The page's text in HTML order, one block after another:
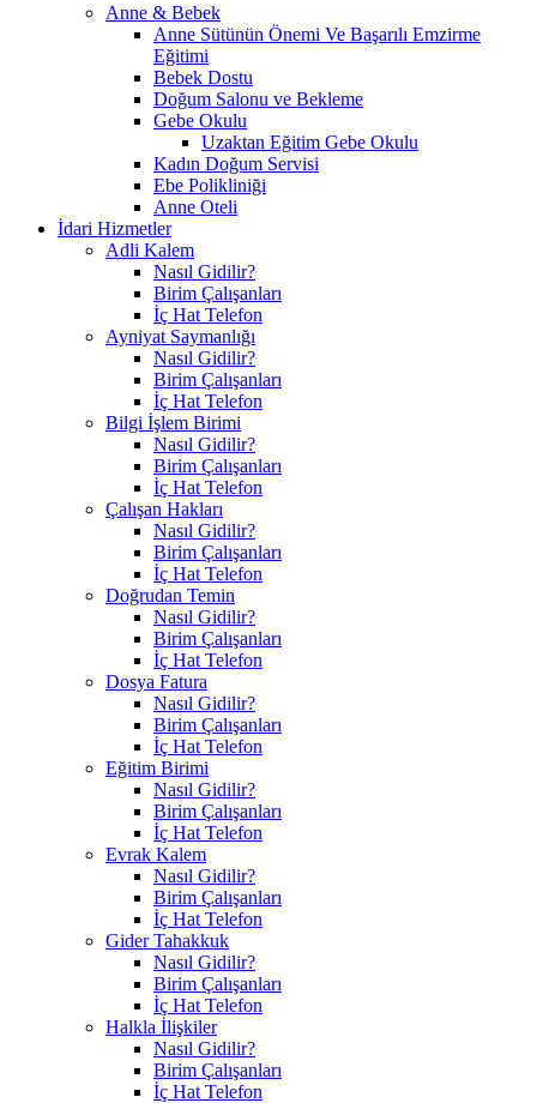
Anne & Bebek
Anne Sütünün Önemi Ve Başarılı Emzirme
Eğitimi
Bebek Dostu
Doğum Salonu ve Bekleme
Gebe Okulu
Uzaktan Eğitim Gebe Okulu
Kadın Doğum Servisi
Ebe Polikliniği
Anne Oteli
İdari Hizmetler
Adli Kalem
Nasıl Gidilir?
Birim Çalışanları
İç Hat Telefon
Ayniyat Saymanlığı
Nasıl Gidilir?
Birim Çalışanları
İç Hat Telefon
Bilgi İşlem Birimi
Nasıl Gidilir?
Birim Çalışanları
İç Hat Telefon
Çalışan Hakları
Nasıl Gidilir?
Birim Çalışanları
İç Hat Telefon
Doğrudan Temin
Nasıl Gidilir?
Birim Çalışanları
İç Hat Telefon
Dosya Fatura
Nasıl Gidilir?
Birim Çalışanları
İç Hat Telefon
Eğitim Birimi
Nasıl Gidilir?
Birim Çalışanları
İç Hat Telefon
Evrak Kalem
Nasıl Gidilir?
Birim Çalışanları
İç Hat Telefon
Gider Tahakkuk
Nasıl Gidilir?
Birim Çalışanları
İç Hat Telefon
Halkla İlişkiler
Nasıl Gidilir?
Birim Çalışanları
İç Hat Telefon